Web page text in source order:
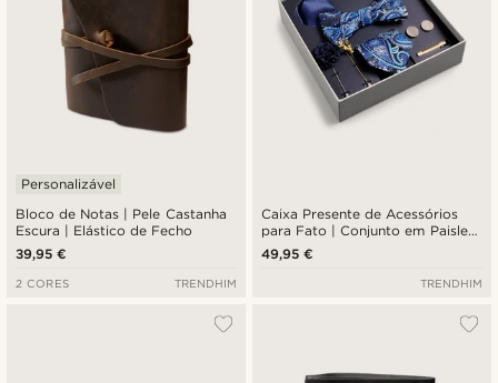
Bloco de Notas | Pele Castanha
Escura | Elástico de Fecho
Personalizável
39,95 €
2 CORES TRENDHIM
Caixa Presente de Acessórios
para Fato | Conjunto em Paisley
Azul e Dourado
49,95 €
TRENDHIM